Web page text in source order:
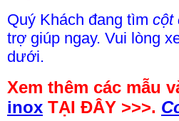
Quý Khách đang tìm cột
trợ giúp ngay. Vui lòng
dưới.
Xem thêm các mẫu
inox TẠI ĐÂY >>>.